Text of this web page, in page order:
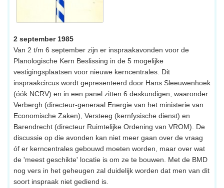
2 september 1985
Van 2 t/m 6 september zijn er inspraakavonden voor de
Planologische Kern Beslissing in de 5 mogelijke
vestigingsplaatsen voor nieuwe kerncentrales. Dit
inspraakcircus wordt gepresenteerd door Hans Sleeuwenhoek
(óók NCRV) en in een panel zitten 6 deskundigen, waaronder
Verbergh (directeur-generaal Energie van het ministerie van
Economische Zaken), Versteeg (kernfysische dienst) en
Barendrecht (directeur Ruimtelijke Ordening van VROM). De
discussie op die avonden kan niet meer gaan over de vraag
óf er kerncentrales gebouwd moeten worden, maar over wat
de 'meest geschikte' locatie is om ze te bouwen. Met de BMD
nog vers in het geheugen zal duidelijk worden dat men van dit
soort inspraak niet gediend is.